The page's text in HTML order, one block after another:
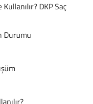
DKP Saç
Durumu